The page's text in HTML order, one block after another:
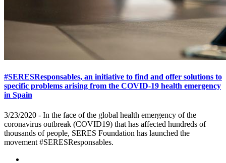
#SERESResponsables, an initiative to find and offer solutions to
specific problems arising from the COVID-19 health emergency
in Spain
3/23/2020 - In the face of the global health emergency of the
coronavirus outbreak (COVID19) that has affected hundreds of
thousands of people, SERES Foundation has launched the
movement #SERESResponsables.